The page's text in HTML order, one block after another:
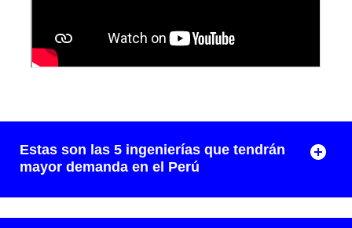
Estas son las 5 ingenierías que tendrán
mayor demanda en el Perú